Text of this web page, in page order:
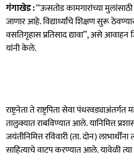
गंगाखेड :‘‘ऊसतोड कामगारांच्या
जाणार आहे. विद्यार्थ्यांचे शिक्षण सुरू
वसतिगृहास प्रतिसाद द्यावा’’, असे
यांनी केले.
राष्ट्रनेता ते राष्ट्रपिता सेवा
तालुक्यात राबविण्यात आले. यानिमित्त
जयंतीनिमित्त रविवारी (ता. दोन) लाभार्थींना
साहित्याचे वाटप करण्यात आले. यावेळी त्या